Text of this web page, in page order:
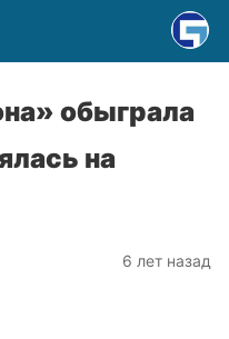
обыграла
на
6 лет назад